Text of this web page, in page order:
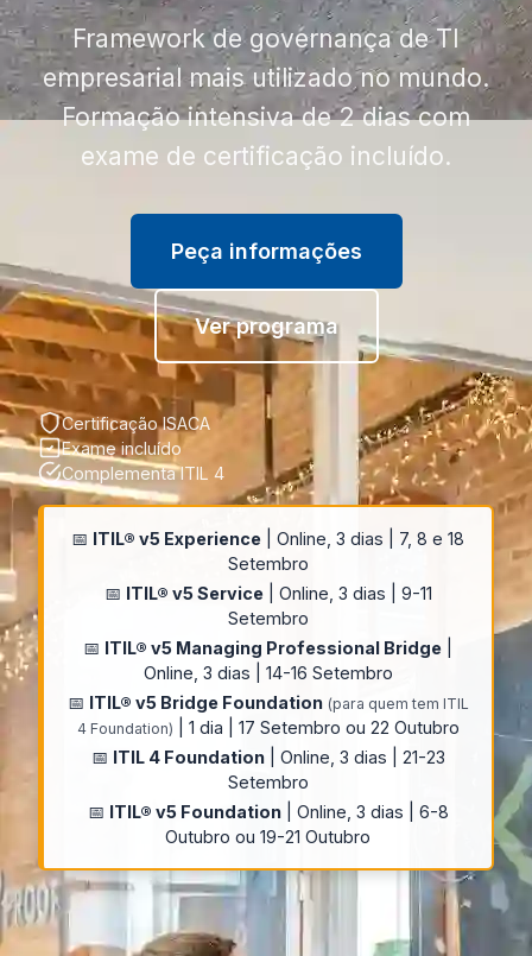
Framework de governança de TI
empresarial mais utilizado no mundo.
Formação intensiva de 2 dias com
exame de certificação incluído.
Peça informações
Ver programa
Certificação ISACA
Exame incluído
Complementa ITIL 4
📅 ITIL® v5 Experience | Online, 3 dias | 7, 8 e 18
Setembro
📅 ITIL® v5 Service | Online, 3 dias | 9-11
Setembro
📅 ITIL® v5 Managing Professional Bridge
Online, 3 dias | 14-16 Setembro
📅 ITIL® v5 Bridge Foundation (para quem tem ITIL
4 Foundation) | 1 dia | 17 Setembro ou 22 Outubro
📅 ITIL 4 Foundation| Online, 3 dias | 21-23
Setembro
📅 ITIL® v5 Foundation| Online, 3 dias | 6-8
Outubro ou 19-21 Outubro